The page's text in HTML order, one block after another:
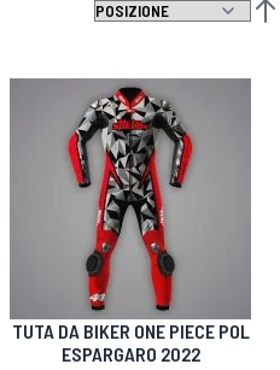
TUTA DA BIKER ONE PIECE POL
ESPARGARO 2022